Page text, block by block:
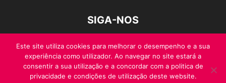
SIGA-NOS
Este site utiliza cookies para melhorar o desempenho e a sua
experiência como utilizador. Ao navegar no site estará a
consentir a sua utilização e a concordar com a politica de
privacidade e condições de utilização deste website.